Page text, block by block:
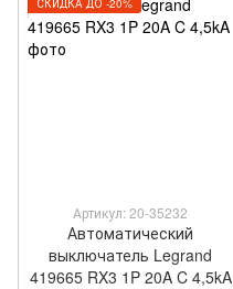
СКИДКА ДО -20%
Артикул: 20-35232
Автоматический
выключатель Legrand
419665 RX3 1P 20A C 4,5kA